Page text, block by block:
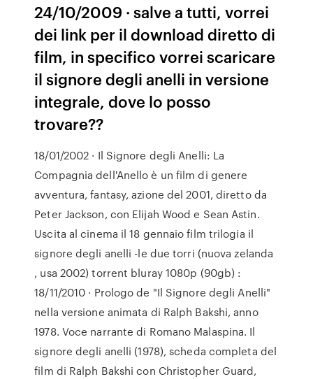
24/10/2009 · salve a tutti, vorrei
dei link per il download diretto di
film, in specifico vorrei scaricare
il signore degli anelli in versione
integrale, dove lo posso
trovare??
18/01/2002 · Il Signore degli Anelli: La
Compagnia dell'Anello è un film di genere
avventura, fantasy, azione del 2001, diretto da
Peter Jackson, con Elijah Wood e Sean Astin.
Uscita al cinema il 18 gennaio film trilogia il
signore degli anelli -le due torri (nuova zelanda
, usa 2002) torrent bluray 1080p (90gb) :
18/11/2010 · Prologo de "Il Signore degli Anelli"
nella versione animata di Ralph Bakshi, anno
1978. Voce narrante di Romano Malaspina. Il
signore degli anelli (1978), scheda completa del
film di Ralph Bakshi con Christopher Guard,